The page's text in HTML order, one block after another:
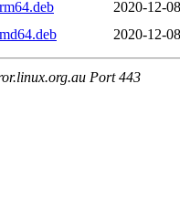
2020-12-
2020-12-
Port 443